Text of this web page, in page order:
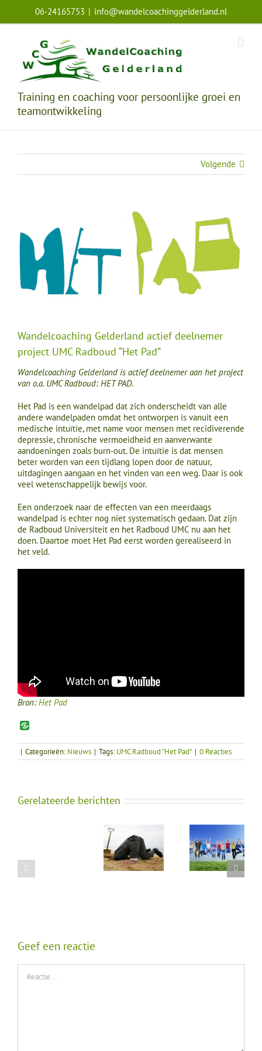
inhoud
06-24165753 | info@wandelcoachinggelderland.nl
Training en coaching voor persoonlijke groei en
teamontwikkeling
Volgende
afbeelding
Wandelcoaching Gelderland actief deelnemer
project UMC Radboud “Het Pad”
Wandelcoaching Gelderland is actief deelnemer aan het project
van o.a. UMC Radboud: HET PAD.
Het Pad is een wandelpad dat zich onderscheidt van alle
andere wandelpaden omdat het ontworpen is vanuit een
medische intuïtie, met name voor mensen met recidiverende
depressie, chronische vermoeidheid en aanverwante
aandoeningen zoals burn-out. De intuïtie is dat mensen
beter worden van een tijdlang lopen door de natuur,
uitdagingen aangaan en het vinden van een weg. Daar is ook
veel wetenschappelijk bewijs voor.
Een onderzoek naar de effecten van een meerdaags
wandelpad is echter nog niet systematisch gedaan. Dat zijn
de Radboud Universiteit en het Radboud UMC nu aan het
doen. Daartoe moet Het Pad eerst worden gerealiseerd in
het veld.
Bron:Het Pad
| Categorieën: Nieuws | Tags: UMC Radboud "Het Pad" | 0 Reacties
Gerelateerde berichten
Geef een reactie